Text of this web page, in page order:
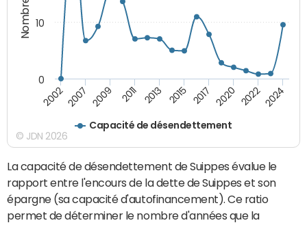
Capacité de désendettement
2002 2007 2009 2011 2013 2015 2017 2020 2022 2024
0
10
© JDN 2026
La capacité de désendettement de Suippes évalue le
rapport entre l'encours de la dette de Suippes et son
épargne (sa capacité d'autofinancement). Ce ratio
permet de déterminer le nombre d'années que la